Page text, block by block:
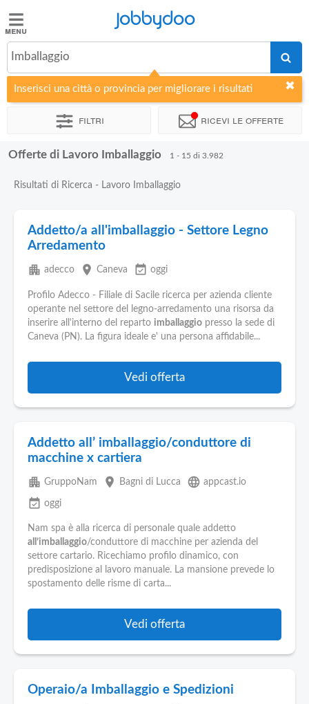
Jobbydoo
Offerte
di
lavoro
Elenco
Blog
Pubblica
Offerte
Jobbydoo
Imballaggio
Inserisci una città o provincia per migliorare i risultati
Filtri Ricevi le offerte
Offerte di Lavoro Imballaggio 1 - 15 di 3.982
Risultati di Ricerca - Lavoro Imballaggio
Addetto/a all'imballaggio - Settore Legno
Arredamento
apartment adecco place Caneva event_available oggi
Profilo Adecco - Filiale di Sacile ricerca per azienda cliente
operante nel settore del legno-arredamento una risorsa da
inserire all'interno del reparto imballaggio presso la sede di
Caneva (PN). La figura ideale e' una persona affidabile...
Vedi offerta
Addetto all’ imballaggio/conduttore di
macchine x cartiera
apartment GruppoNam place Bagni di Lucca language appcast.io
event_available oggi
Nam spa è alla ricerca di personale quale addetto
all’imballaggio/conduttore di macchine per azienda del
settore cartario. Ricechiamo profilo dinamico, con
predisposizione al lavoro manuale. La mansione prevede lo
spostamento delle risme di carta...
Vedi offerta
Operaio/a Imballaggio e Spedizioni